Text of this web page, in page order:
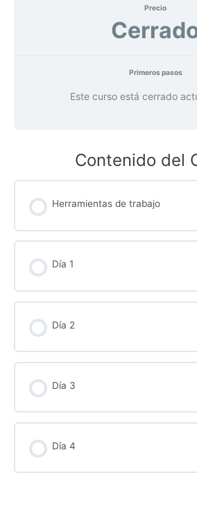
Precio
Primeros pasos
Este curso está cerrado
Contenido del
Herramientas de trabajo
Día 1
Día 2
Día 3
Día 4